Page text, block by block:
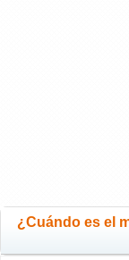
¿Cuándo es el